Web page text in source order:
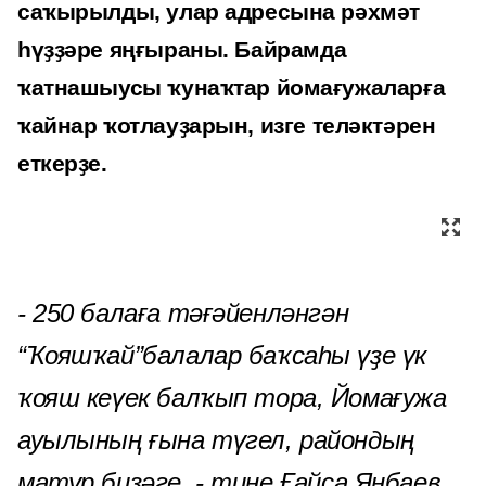
саҡырылды, улар адресына рәхмәт
һүҙҙәре яңғыраны. Байрамда
ҡатнашыусы ҡунаҡтар йомағужаларға
ҡайнар ҡотлауҙарын, изге теләктәрен
еткерҙе.
- 250 балаға тәғәйенләнгән
“Ҡояшҡай”балалар баҡсаһы үҙе үк
ҡояш кеүек балҡып тора, Йомағужа
ауылының ғына түгел, райондың